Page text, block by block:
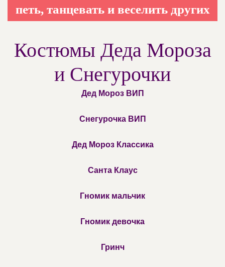
петь, танцевать и веселить других
Костюмы Деда Мороза
и Снегурочки
Дед Мороз ВИП
Снегурочка ВИП
Дед Мороз Классика
Санта Клаус
Гномик мальчик
Гномик девочка
Гринч